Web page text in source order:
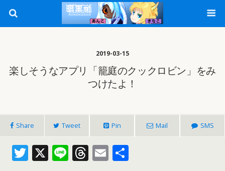
2019-03-15
楽しそうなアプリ「籠庭のクックロビン」をみ
つけたよ！
Share Tweet Pin Mail SMS
T X Li T E